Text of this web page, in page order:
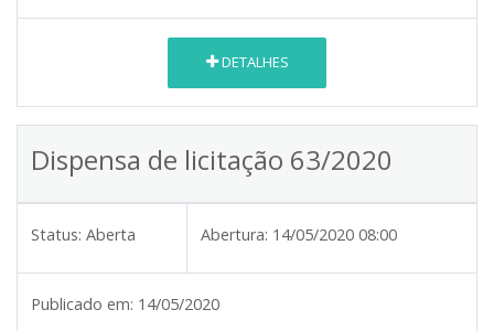
DETALHES
Dispensa de licitação 63/2020
Status: Aberta Abertura: 14/05/2020 08:00
Publicado em: 14/05/2020